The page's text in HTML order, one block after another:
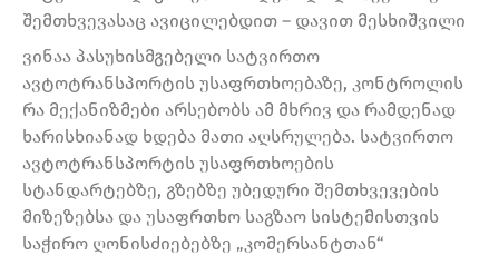
შემთხვევასაც ავიცილებდით – დავით მესხიშვილი
ვინაა პასუხისმგებელი სატვირთო
ავტოტრანსპორტის უსაფრთხოებაზე, კონტროლის
რა მექანიზმები არსებობს ამ მხრივ და რამდენად
ხარისხიანად ხდება მათი აღსრულება. სატვირთო
ავტოტრანსპორტის უსაფრთხოების
სტანდარტებზე, გზებზე უბედური შემთხვევების
მიზეზებსა და უსაფრთხო საგზაო სისტემისთვის
საჭირო ღონისძიებებზე „კომერსანტთან“